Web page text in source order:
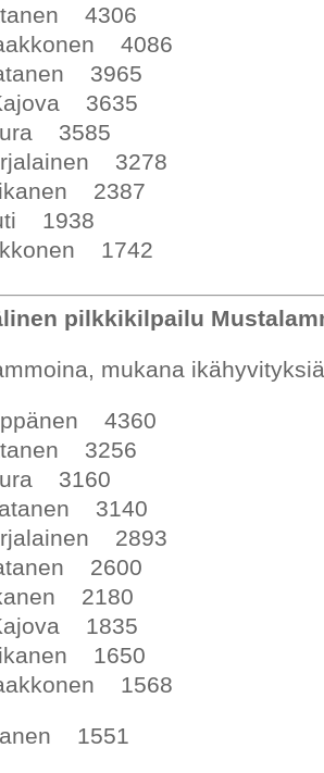
4306
4086
3965
3635
3585
3278
2387
1938
1742
pilkkikilpailu
mukana
4360
3256
3160
3140
2893
2600
2180
1835
1650
1568
1551